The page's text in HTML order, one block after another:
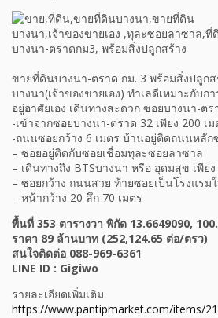
ขายที่ดินบางนา-ตราด กม. 3 พร้อมสิ่งปลูก
บางนา(เจ้าของขายเอง) ทำเลดีเหมาะกับ
อยู่อาศัยเอง เดินทางสะดวก ซอยบางนา-ตร
-เข้าจากซอยบางนา-ตราด 32 เพียง 200 เม
-ถนนซอยกว้าง 6 เมตร บ้านอยู่ติดถนนหลัก
– ซอยอยู่ติดกับซอยเชื่อมทุละซอยลาซาล
– เดินทางถึง BTSบางนา หรือ อุดมสุข เพียง
– ซอยกว้าง ถนนสวย ท้ายซอยเป็นโรงแรม
– หน้ากว้าง 20 ลึก 70 เมตร
พื้นที่ 353 ตารางวา พิกัด 13.6649090,
ราคา 89 ล้านบาท (252,124.65 ต่อ/ตรว)
สนใจติดต่อ 088-969-6361
LINE ID : Gigiwo
รายละเอียดเพิ่มเติม
https://www.pantipmarket.com/items/